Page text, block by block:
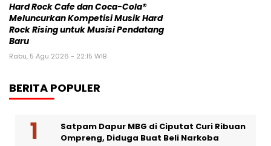
Hard Rock Cafe dan Coca-Cola®
Meluncurkan Kompetisi Musik Hard
Rock Rising untuk Musisi Pendatang
Baru
Rabu, 5 Agu 2026 - 22:15 WIB
BERITA POPULER
Satpam Dapur MBG di Ciputat Curi Ribuan
Ompreng, Diduga Buat Beli Narkoba